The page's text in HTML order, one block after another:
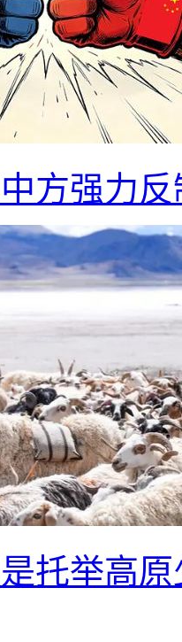
方强力
托举高